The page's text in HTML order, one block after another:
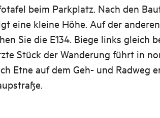
beim Parkplatz. Nach den
eine kleine Höhe. Auf der
Sie die E134. Biege links gleich
Stück der Wanderung führt in
Etne auf dem Geh- und Radweg